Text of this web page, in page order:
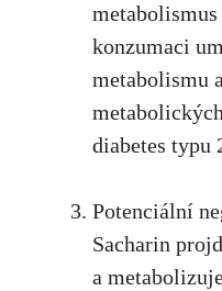
konzumaci
metabolismu
diabetes typu
Potenciální
Sacharin
a